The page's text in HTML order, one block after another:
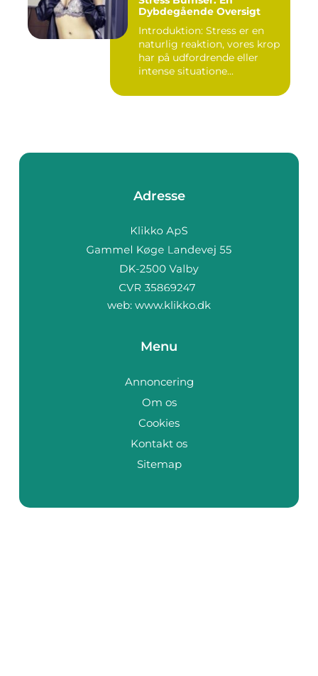
Dybdegående Oversigt
Introduktion: Stress er en
naturlig reaktion, vores krop
har på udfordrende eller
intense situatione...
Adresse
web: www.klikko.dk
Menu
Annoncering
Om os
Cookies
Kontakt os
Sitemap